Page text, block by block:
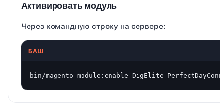
Активировать модуль
Через командную строку на сервере:
БАШ
bin/magento module:enable